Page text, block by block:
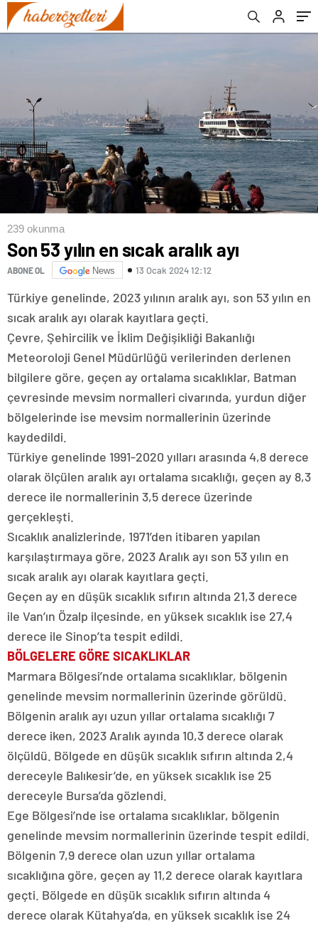
239 okunma
Son 53 yılın en sıcak aralık ayı
ABONE OL News 13 Ocak 2024 12:12
Türkiye genelinde, 2023 yılının aralık ayı, son 53 yılın en
sıcak aralık ayı olarak kayıtlara geçti.
Çevre, Şehircilik ve İklim Değişikliği Bakanlığı
Meteoroloji Genel Müdürlüğü verilerinden derlenen
bilgilere göre, geçen ay ortalama sıcaklıklar, Batman
çevresinde mevsim normalleri civarında, yurdun diğer
bölgelerinde ise mevsim normallerinin üzerinde
kaydedildi.
Türkiye genelinde 1991-2020 yılları arasında 4,8 derece
olarak ölçülen aralık ayı ortalama sıcaklığı, geçen ay 8,3
derece ile normallerinin 3,5 derece üzerinde
gerçekleşti.
Sıcaklık analizlerinde, 1971’den itibaren yapılan
karşılaştırmaya göre, 2023 Aralık ayı son 53 yılın en
sıcak aralık ayı olarak kayıtlara geçti.
Geçen ay en düşük sıcaklık sıfırın altında 21,3 derece
ile Van’ın Özalp ilçesinde, en yüksek sıcaklık ise 27,4
derece ile Sinop’ta tespit edildi.
BÖLGELERE GÖRE SICAKLIKLAR
Marmara Bölgesi’nde ortalama sıcaklıklar, bölgenin
genelinde mevsim normallerinin üzerinde görüldü.
Bölgenin aralık ayı uzun yıllar ortalama sıcaklığı 7
derece iken, 2023 Aralık ayında 10,3 derece olarak
ölçüldü. Bölgede en düşük sıcaklık sıfırın altında 2,4
dereceyle Balıkesir’de, en yüksek sıcaklık ise 25
dereceyle Bursa’da gözlendi.
Ege Bölgesi’nde ise ortalama sıcaklıklar, bölgenin
genelinde mevsim normallerinin üzerinde tespit edildi.
Bölgenin 7,9 derece olan uzun yıllar ortalama
sıcaklığına göre, geçen ay 11,2 derece olarak kayıtlara
geçti. Bölgede en düşük sıcaklık sıfırın altında 4
derece olarak Kütahya’da, en yüksek sıcaklık ise 24